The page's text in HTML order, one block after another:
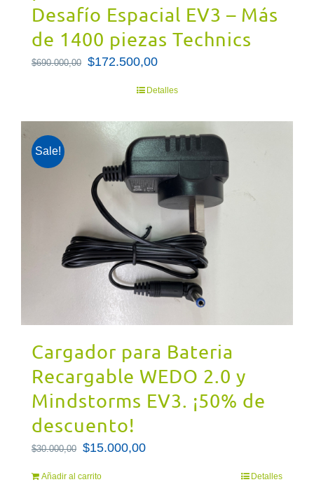
Desafío Espacial EV3 – Más
de 1400 piezas Technics
$690.000,00 El
era:
$690.000,00.
$172.500,00El
es:
$172.500,00.
Detalles
Sale!
Cargador para Bateria
Recargable WEDO 2.0 y
Mindstorms EV3. ¡50% de
descuento!
$30.000,00 El
$15.000,00El
Añadir al carrito Detalles